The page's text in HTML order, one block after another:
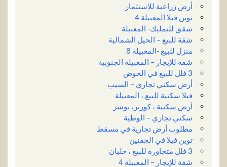
أرض زراعية للاستثمار
توين فيلا المعبيلة 4
شقق للتمليك- المعبيلة
شقة للبيع – الحيل الشمالية
منزل للبيع -المعبيلة 8
شقة للإيجار – المعبيلة الجنوبية
3 فلل للبيع في الخوض
أرض سكني تجاري – السيب
فيلا سكنية للبيع ، المعبيلة
أرض سكنية ، كورنر، بوشر
سكني تجاري – الوطية
مطلوب أرض تجارية في مسقط
توين فيلا في الجفنين
3 فلل متجاورة للبيع ، حلبان
شقة للإيجار – المعبيلة 4